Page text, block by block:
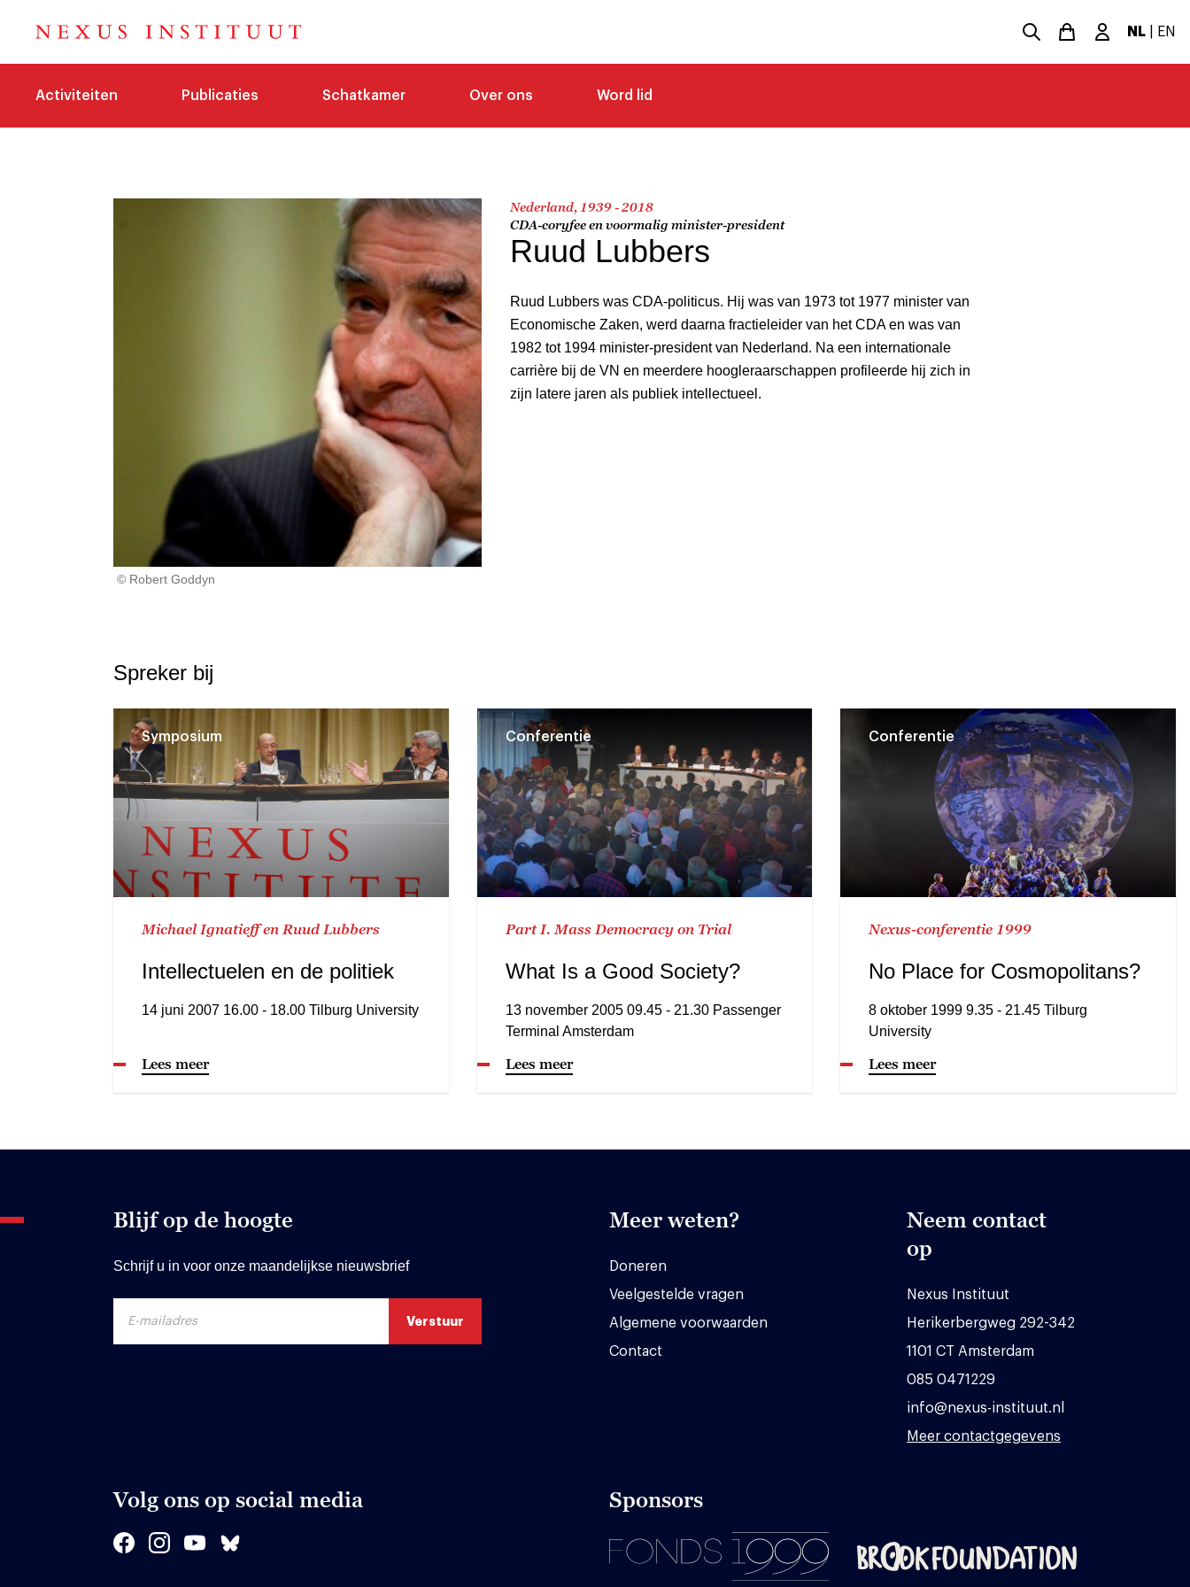
NL EN
Activiteiten Publicaties Schatkamer Over ons Word lid
© Robert Goddyn
Nederland, 1939 - 2018
CDA-coryfee en voormalig minister-president
Ruud Lubbers
Ruud Lubbers was CDA-politicus. Hij was van 1973 tot 1977 minister van
Economische Zaken, werd daarna fractieleider van het CDA en was van
1982 tot 1994 minister-president van Nederland. Na een internationale
carrière bij de VN en meerdere hoogleraarschappen profileerde hij zich in
zijn latere jaren als publiek intellectueel.
Spreker bij
Symposium
Michael Ignatieff en Ruud Lubbers
Intellectuelen en de politiek
14 juni 2007 16.00 - 18.00 Tilburg University
Lees meer
Conferentie
Part I. Mass Democracy on Trial
What Is a Good Society?
13 november 2005 09.45 - 21.30 Passenger
Terminal Amsterdam
Lees meer
Conferentie
Nexus-conferentie 1999
No Place for Cosmopolitans?
8 oktober 1999 9.35 - 21.45 Tilburg
University
Lees meer
Blijf op de hoogte
Schrijf u in voor onze maandelijkse nieuwsbrief
Meer weten?
Doneren
Veelgestelde vragen
Algemene voorwaarden
Contact
Neem contact
op
Nexus Instituut
Herikerbergweg 292-342
1101 CT Amsterdam
085 0471229
info@nexus-instituut.nl
Meer contactgegevens
Volg ons op social media Sponsors